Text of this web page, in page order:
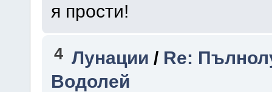
я прости!
4 Лунации / Re:
Водолей